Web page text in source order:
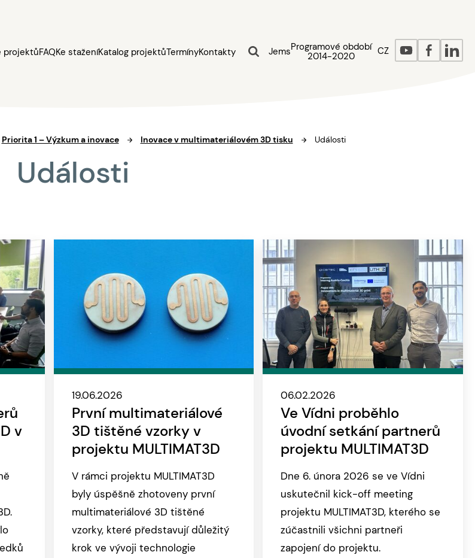
projektůFAQKe staženíKatalog projektůTermínyKontakty JemsProgramové období
2014-2020
CZ
Priorita 1 – Výzkum a inovace Inovace v multimateriálovém 3D tisku Události
Události
v
19.06.2026
První multimateriálové
3D tištěné vzorky v
projektu MULTIMAT3D
V rámci projektu MULTIMAT3D
byly úspěšně zhotoveny první
multimateriálové 3D tištěné
vzorky, které představují důležitý
krok ve vývoji technologie
06.02.2026
Ve Vídni proběhlo
úvodní setkání partnerů
projektu MULTIMAT3D
Dne 6. února 2026 se ve Vídni
uskutečnil kick-off meeting
projektu MULTIMAT3D, kterého se
zúčastnili všichni partneři
zapojení do projektu.